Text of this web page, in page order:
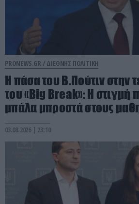
PRONEWS.GR / ΔΙΕΘΝΗΣ ΠΟΛΙΤΙΚΗ
Η πάσα του Β.Πούτιν στην
του «Big Break»: Η στιγμή
μπάλα μπροστά στους
03.08.2026 | 23:10